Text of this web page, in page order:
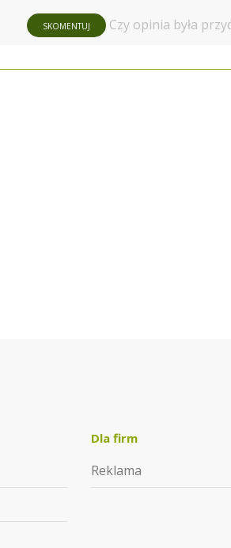
SKOMENTUJ Czy opinia była
Dla firm
Reklama